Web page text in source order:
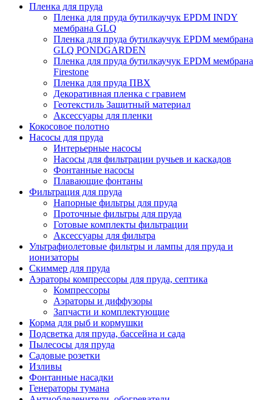
Пленка для пруда
Пленка для пруда бутилкаучук EPDM INDY
мембрана GLQ
Пленка для пруда бутилкаучук EPDM мембрана
GLQ PONDGARDEN
Пленка для пруда бутилкаучук EPDM мембрана
Firestone
Пленка для пруда ПВХ
Декоративная пленка с гравием
Геотекстиль Защитный материал
Аксессуары для пленки
Кокосовое полотно
Насосы для пруда
Интерьерные насосы
Насосы для фильтрации ручьев и каскадов
Фонтанные насосы
Плавающие фонтаны
Фильтрация для пруда
Напорные фильтры для пруда
Проточные фильтры для пруда
Готовые комплекты фильтрации
Аксессуары для фильтра
Ультрафиолетовые фильтры и лампы для пруда и
ионизаторы
Скиммер для пруда
Аэраторы компрессоры для пруда, септика
Компрессоры
Аэраторы и диффузоры
Запчасти и комплектующие
Корма для рыб и кормушки
Подсветка для пруда, бассейна и сада
Пылесосы для пруда
Садовые розетки
Изливы
Фонтанные насадки
Генераторы тумана